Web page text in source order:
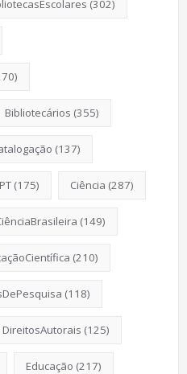
(302)
Bibliotecários (355)
(137)
(175) Ciência (287)
(149)
(210)
(118)
DireitosAutorais (125)
Educação (217)